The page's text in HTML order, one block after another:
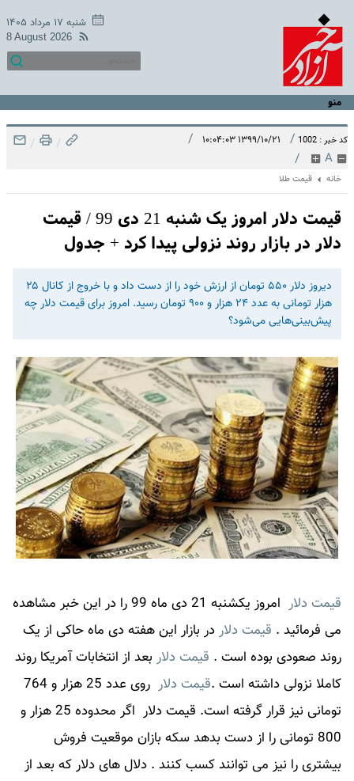
شنبه ۱۷ مرداد ۱۴۰۵
8 August 2026
منو
کد خبر : 1002 / ۱۳۹۹/۱۰/۲۱ ۱۰:۰۴:۰۳ /
A
/
/
/
خانه قیمت طلا
قیمت دلار امروز یک شنبه 21 دی 99 / قیمت
دلار در بازار روند نزولی پیدا کرد + جدول
دیروز دلار ۵۵۰ تومان از ارزش خود را از دست داد و با خروج از کانال ۲۵
هزار تومانی به عدد ۲۴ هزار و ۹۰۰ تومان رسید. امروز برای قیمت دلار چه
پیش‌بینی‌هایی می‌شود؟
قیمت دلار
امروز یکشنبه 21 دی ماه 99 را در این خبر مشاهده
می فرمائید . قیمت دلار در بازار این هفته دی ماه حاکی از یک
روند صعودی بوده است . قیمت دلار بعد از انتخابات آمریکا روند
کاملا نزولی داشته است .قیمت دلار
روی عدد 25 هزار و 764
تومانی نیز قرار گرفته است. قیمت دلار
اگر محدوده 25 هزار و
800 تومانی را از دست بدهد سکه بازان موقعیت فروش
بیشتری را نیز می توانند کسب کنند . دلال های دلار که بعد از